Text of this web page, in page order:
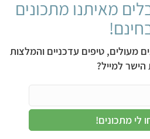
מאיתנו מתכונים
מעולים, טיפים עדכניים והמלצות
הישר למייל?
לי מתכונים!